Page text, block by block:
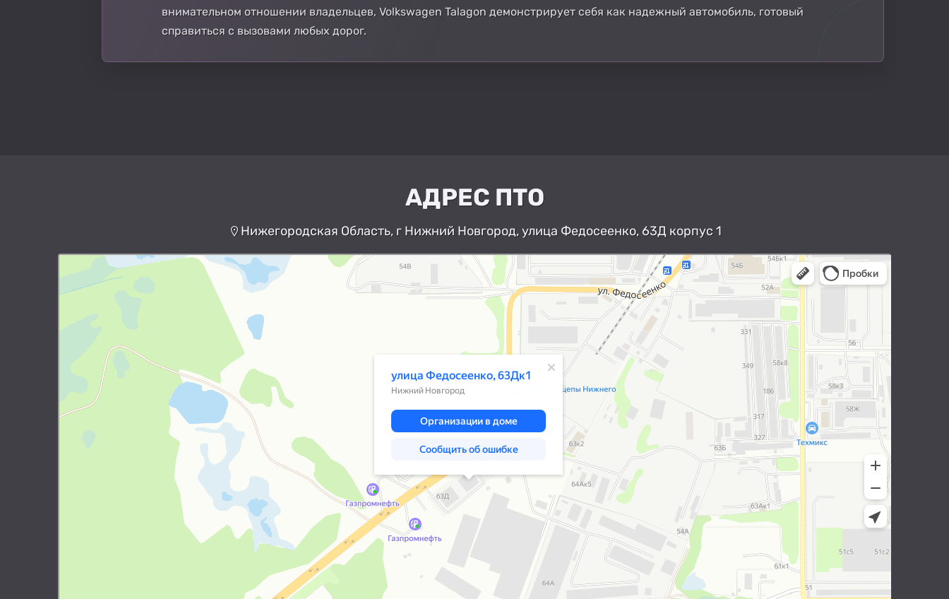
внимательном отношении владельцев, Volkswagen Talagon демонстрирует себя как надежный автомобиль, готовый
справиться с вызовами любых дорог.
АДРЕС ПТО
Нижегородская Область, г Нижний Новгород, улица Федосеенко, 63Д корпус 1
Нижний Новгород
Улица Федосеенко, 63Дк1 — Яндекс Карты